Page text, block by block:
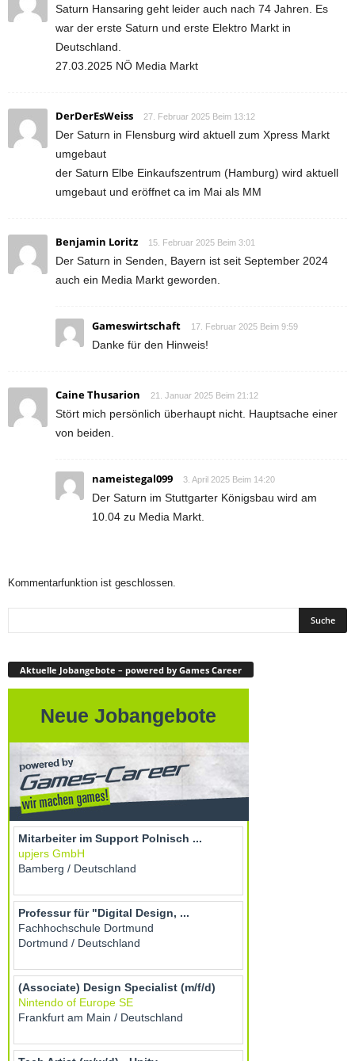
Saturn Hansaring geht leider auch nach 74 Jahren. Es
war der erste Saturn und erste Elektro Markt in
Deutschland.
27.03.2025 NÖ Media Markt
DerDerEsWeiss 27. Februar 2025 Beim 13:12
Der Saturn in Flensburg wird aktuell zum Xpress Markt
umgebaut
der Saturn Elbe Einkaufszentrum (Hamburg) wird aktuell
umgebaut und eröffnet ca im Mai als MM
Benjamin Loritz 15. Februar 2025 Beim 3:01
Der Saturn in Senden, Bayern ist seit September 2024
auch ein Media Markt geworden.
Gameswirtschaft 17. Februar 2025 Beim 9:59
Danke für den Hinweis!
Caine Thusarion 21. Januar 2025 Beim 21:12
Stört mich persönlich überhaupt nicht. Hauptsache einer
von beiden.
nameistegal099 3. April 2025 Beim 14:20
Der Saturn im Stuttgarter Königsbau wird am
10.04 zu Media Markt.
Kommentarfunktion ist geschlossen.
Aktuelle Jobangebote – powered by Games Career